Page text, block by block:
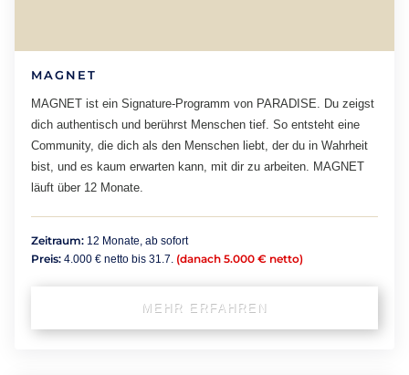
MAGNET
MAGNET ist ein Signature-Programm von PARADISE. Du zeigst
dich authentisch und berührst Menschen tief. So entsteht eine
Community, die dich als den Menschen liebt, der du in Wahrheit
bist, und es kaum erwarten kann, mit dir zu arbeiten. MAGNET
läuft über 12 Monate.
Zeitraum: 12 Monate, ab sofort
Preis: 4.000 € netto bis 31.7. (danach 5.000 € netto)
MEHR ERFAHREN